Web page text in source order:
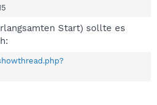
Start) sollte es